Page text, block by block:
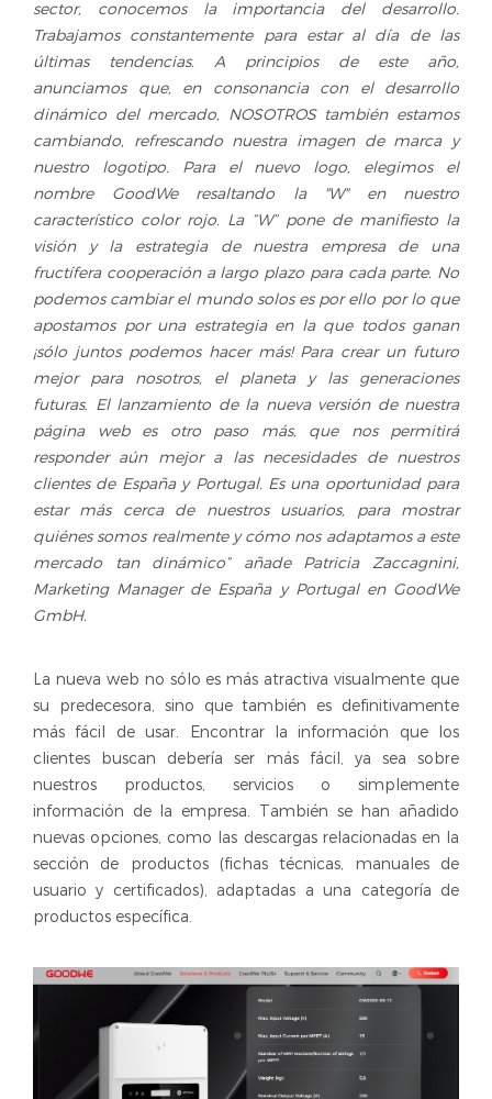
sector, conocemos la importancia del desarrollo.
Trabajamos constantemente para estar al día de las
últimas tendencias. A principios de este año,
anunciamos que, en consonancia con el desarrollo
dinámico del mercado, NOSOTROS también estamos
cambiando, refrescando nuestra imagen de marca y
nuestro logotipo. Para el nuevo logo, elegimos el
nombre GoodWe resaltando la "W" en nuestro
característico color rojo. La “W” pone de manifiesto la
visión y la estrategia de nuestra empresa de una
fructífera cooperación a largo plazo para cada parte. No
podemos cambiar el mundo solos es por ello por lo que
apostamos por una estrategia en la que todos ganan
¡sólo juntos podemos hacer más! Para crear un futuro
mejor para nosotros, el planeta y las generaciones
futuras. El lanzamiento de la nueva versión de nuestra
página web es otro paso más, que nos permitirá
responder aún mejor a las necesidades de nuestros
clientes de España y Portugal. Es una oportunidad para
estar más cerca de nuestros usuarios, para mostrar
quiénes somos realmente y cómo nos adaptamos a este
mercado tan dinámico” añade Patricia Zaccagnini,
Marketing Manager de España y Portugal en GoodWe
GmbH.
La nueva web no sólo es más atractiva visualmente que
su predecesora, sino que también es definitivamente
más fácil de usar. Encontrar la información que los
clientes buscan debería ser más fácil, ya sea sobre
nuestros productos, servicios o simplemente
información de la empresa. También se han añadido
nuevas opciones, como las descargas relacionadas en la
sección de productos (fichas técnicas, manuales de
usuario y certificados), adaptadas a una categoría de
productos específica.